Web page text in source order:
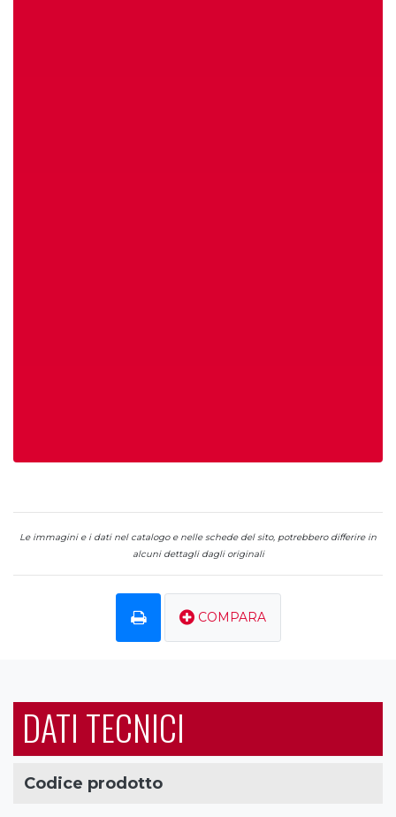
Le immagini e i dati nel catalogo e nelle schede del sito, potrebbero differire in
alcuni dettagli dagli originali
COMPARA
DATI TECNICI
Codice prodotto